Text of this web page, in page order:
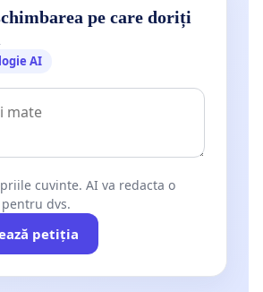
pe care doriți
AI
cuvinte. AI va redacta o
dvs.
petiția